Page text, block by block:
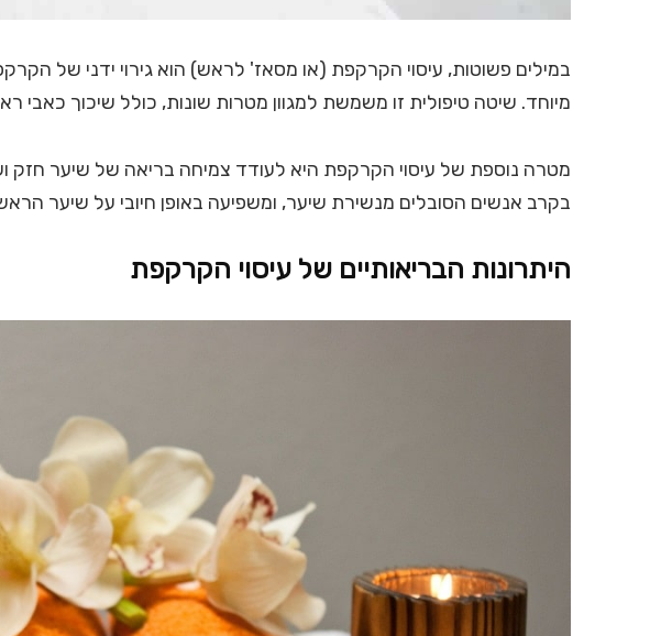
במילים פשוטות, עיסוי הקרקפת (או מסאז' לראש) הוא גירוי ידני של
מיוחד. שיטה טיפולית זו משמשת למגוון מטרות שונות, כולל שיכוך כאבי
מטרה נוספת של עיסוי הקרקפת היא לעודד צמיחה בריאה של שיער חזק
בקרב אנשים הסובלים מנשירת שיער, ומשפיעה באופן חיובי על שיער
היתרונות הבריאותיים של עיסוי הקרקפת